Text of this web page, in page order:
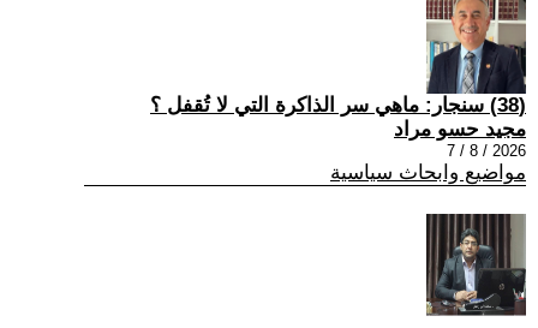
(38) سنجار: ماهي سر الذاكرة التي لا تُقفل ؟
مجيد حسو مراد
2026 / 8 / 7
مواضيع وابحاث سياسية